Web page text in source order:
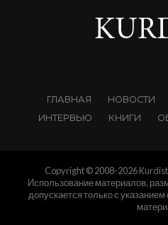
ГЛАВНАЯ НОВОСТИ
ИНТЕРВЬЮ
КНИГИ
Copyright © 2008-2026
Использование материалов,
допускается только с